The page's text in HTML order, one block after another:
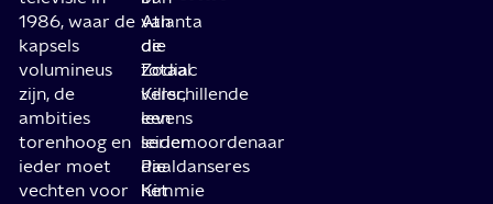
1986, waar de
kapsels
volumineus
zijn, de
ambities
torenhoog en
ieder moet
vechten voor
van
de
Zodiac
Killer,
een
seriemoordenaar
die
het
Atlanta
die
totaal
verschillende
levens
leiden.
Paaldanseres
Kimmie